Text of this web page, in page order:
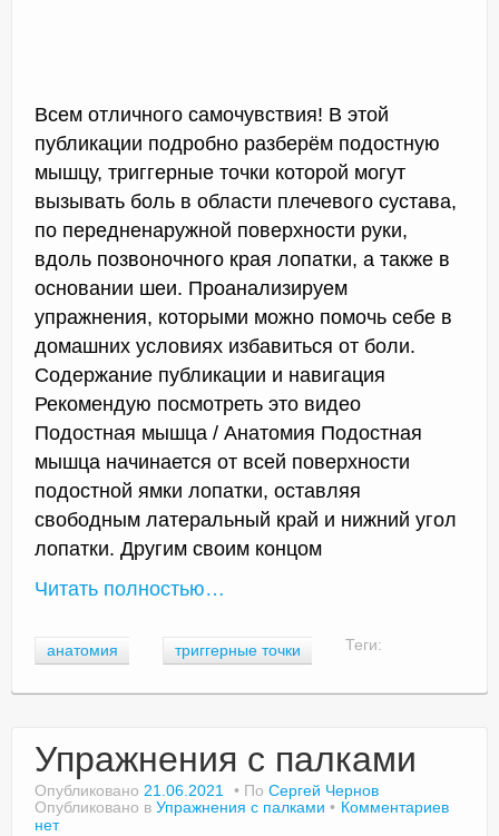
Всем отличного самочувствия! В этой
публикации подробно разберём подостную
мышцу, триггерные точки которой могут
вызывать боль в области плечевого сустава,
по передненаружной поверхности руки,
вдоль позвоночного края лопатки, а также в
основании шеи. Проанализируем
упражнения, которыми можно помочь себе в
домашних условиях избавиться от боли.
Содержание публикации и навигация
Рекомендую посмотреть это видео
Подостная мышца / Анатомия Подостная
мышца начинается от всей поверхности
подостной ямки лопатки, оставляя
свободным латеральный край и нижний угол
лопатки. Другим своим концом
Читать полностью…
Теги:
анатомия триггерные точки
Упражнения с палками
Опубликовано 21.06.2021 По Сергей Чернов
Опубликовано в Упражнения с палками
Комментариев
нет